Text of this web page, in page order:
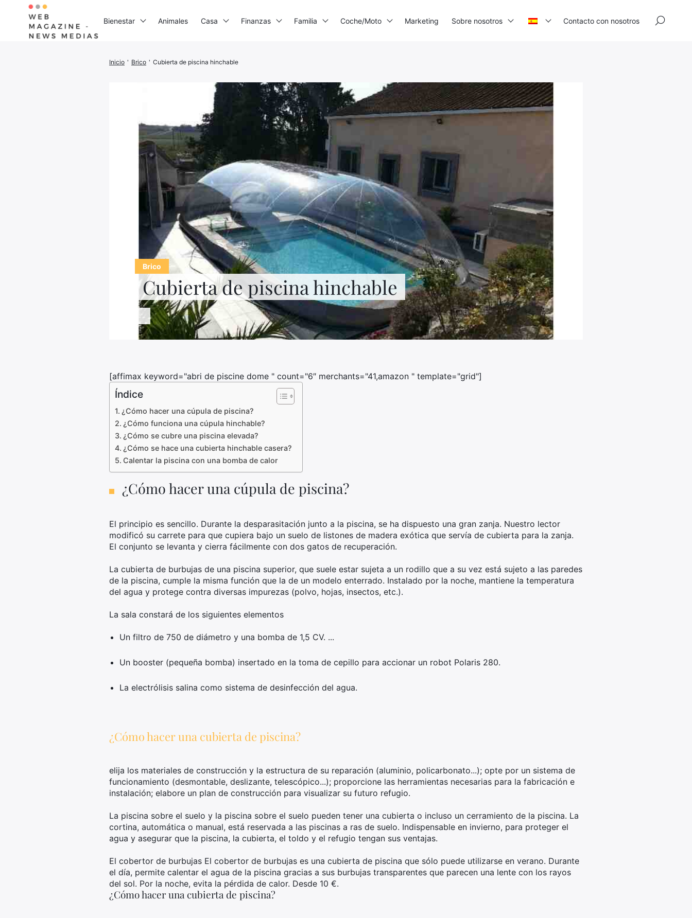
Brico
Cubierta de piscina hinchable
Inicio ' Brico ' Cubierta de piscina hinchable
[affimax keyword="abri de piscine dome " count="6″ merchants="41,amazon " template="grid"]
Índice
¿Cómo hacer una cúpula de piscina?
¿Cómo funciona una cúpula hinchable?
¿Cómo se cubre una piscina elevada?
¿Cómo se hace una cubierta hinchable casera?
Calentar la piscina con una bomba de calor
¿Cómo hacer una cúpula de piscina?
El principio es sencillo. Durante la desparasitación junto a la piscina, se ha dispuesto una gran zanja. Nuestro lector
modificó su carrete para que cupiera bajo un suelo de listones de madera exótica que servía de cubierta para la zanja.
El conjunto se levanta y cierra fácilmente con dos gatos de recuperación.
La cubierta de burbujas de una piscina superior, que suele estar sujeta a un rodillo que a su vez está sujeto a las paredes
de la piscina, cumple la misma función que la de un modelo enterrado. Instalado por la noche, mantiene la temperatura
del agua y protege contra diversas impurezas (polvo, hojas, insectos, etc.).
La sala constará de los siguientes elementos
Un filtro de 750 de diámetro y una bomba de 1,5 CV. ...
Un booster (pequeña bomba) insertado en la toma de cepillo para accionar un robot Polaris 280.
La electrólisis salina como sistema de desinfección del agua.
¿Cómo hacer una cubierta de piscina?
elija los materiales de construcción y la estructura de su reparación (aluminio, policarbonato...); opte por un sistema de
funcionamiento (desmontable, deslizante, telescópico...); proporcione las herramientas necesarias para la fabricación e
instalación; elabore un plan de construcción para visualizar su futuro refugio.
La piscina sobre el suelo y la piscina sobre el suelo pueden tener una cubierta o incluso un cerramiento de la piscina. La
cortina, automática o manual, está reservada a las piscinas a ras de suelo. Indispensable en invierno, para proteger el
agua y asegurar que la piscina, la cubierta, el toldo y el refugio tengan sus ventajas.
El cobertor de burbujas El cobertor de burbujas es una cubierta de piscina que sólo puede utilizarse en verano. Durante
el día, permite calentar el agua de la piscina gracias a sus burbujas transparentes que parecen una lente con los rayos
del sol. Por la noche, evita la pérdida de calor. Desde 10 €.
¿Cómo hacer una cubierta de piscina?
Bienestar Animales Casa
Impresora 3D
Generador
Finanzas Familia Coche/Moto Marketing Sobre nosotros Contacto con nosotros
Busca: